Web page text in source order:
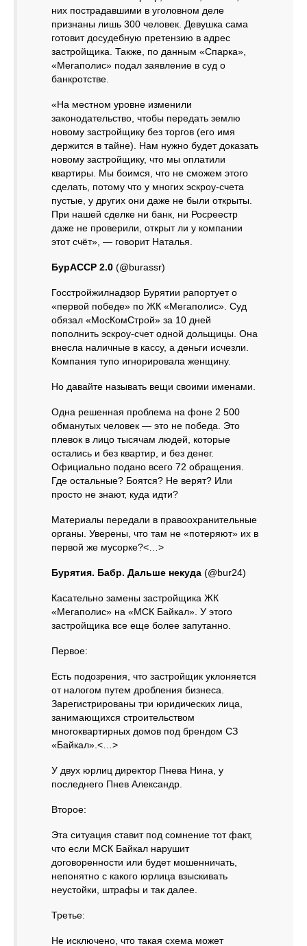
них пострадавшими в уголовном деле
признаны лишь 300 человек. Девушка сама
готовит досудебную претензию в адрес
застройщика. Также, по данным «Спарка»,
«Мегаполис» подал заявление в суд о
банкротстве.
«На местном уровне изменили
законодательство, чтобы передать землю
новому застройщику без торгов (его имя
держится в тайне). Нам нужно будет доказать
новому застройщику, что мы оплатили
квартиры. Мы боимся, что не сможем этого
сделать, потому что у многих эскроу-счета
пустые, у других они даже не были открыты.
При нашей сделке ни банк, ни Росреестр
даже не проверили, открыт ли у компании
этот счёт», — говорит Наталья.
БурАССР 2.0 (@burassr)
Госстройжилнадзор Бурятии рапортует о
«первой победе» по ЖК «Мегаполис». Суд
обязал «МосКомСтрой» за 10 дней
пополнить эскроу-счет одной дольщицы. Она
внесла наличные в кассу, а деньги исчезли.
Компания тупо игнорировала женщину.
Но давайте называть вещи своими именами.
Одна решенная проблема на фоне 2 500
обманутых человек — это не победа. Это
плевок в лицо тысячам людей, которые
остались и без квартир, и без денег.
Официально подано всего 72 обращения.
Где остальные? Боятся? Не верят? Или
просто не знают, куда идти?
Материалы передали в правоохранительные
органы. Уверены, что там не «потеряют» их в
первой же мусорке?<…>
Бурятия. Бабр. Дальше некуда (@bur24)
Касательно замены застройщика ЖК
«Мегаполис» на «МСК Байкал». У этого
застройщика все еще более запутанно.
Первое:
Есть подозрения, что застройщик уклоняется
от налогом путем дробления бизнеса.
Зарегистрированы три юридических лица,
занимающихся строительством
многоквартирных домов под брендом СЗ
«Байкал».<…>
У двух юрлиц директор Пнева Нина, у
последнего Пнев Александр.
Второе:
Эта ситуация ставит под сомнение тот факт,
что если МСК Байкал нарушит
договоренности или будет мошенничать,
непонятно с какого юрлица взыскивать
неустойки, штрафы и так далее.
Третье:
Не исключено, что такая схема может